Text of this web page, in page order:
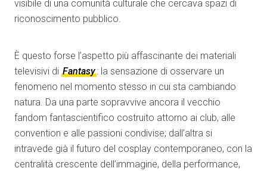
visibile di una comunità culturale che cercava spazi di
riconoscimento pubblico.
È questo forse l’aspetto più affascinante dei materiali
televisivi di Fantasy: la sensazione di osservare un
fenomeno nel momento stesso in cui sta cambiando
natura. Da una parte sopravvive ancora il vecchio
fandom fantascientifico costruito attorno ai club, alle
convention e alle passioni condivise; dall’altra si
intravede già il futuro del cosplay contemporaneo, con la
centralità crescente dell’immagine, della performance,